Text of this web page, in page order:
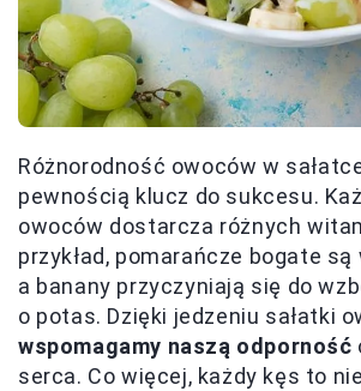
Różnorodność owoców w
pewnością klucz do sukcesu.
owoców dostarcza różnych
przykład, pomarańcze bogate
a banany przyczyniają się do
o potas. Dzięki jedzeniu sałatki
wspomagamy naszą odporność
serca. Co więcej, każdy kęs to